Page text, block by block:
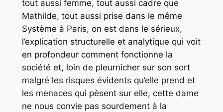
tout aussi femme, tout aussi cadre que
Mathilde, tout aussi prise dans le même
Système à Paris, on est dans le sérieux,
l’explication structurelle et analytique qui voit
en profondeur comment fonctionne la
société et, loin de pleurnicher sur son sort
malgré les risques évidents qu’elle prend et
les menaces qui pèsent sur elle, cette dame
ne nous convie pas sourdement à la